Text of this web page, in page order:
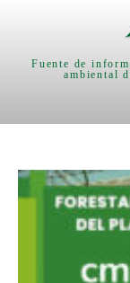
Fuente de
ambiental